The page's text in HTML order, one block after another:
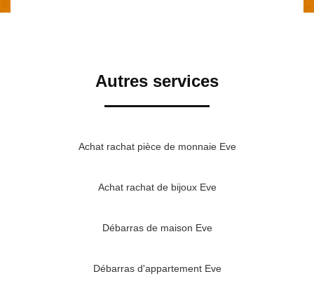
Autres services
Achat rachat pièce de monnaie Eve
Achat rachat de bijoux Eve
Débarras de maison Eve
Débarras d'appartement Eve